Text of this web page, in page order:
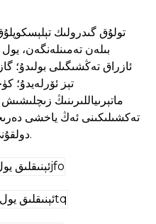
تولۇق گىدرولىك
ئازراق تەڭشىگىلى بولىدۇ؛
تېز
ماتېرىياللىرىنىڭ
تەكشىلىكىنى ئەڭ ياخشى
دولقۇنى تەڭشىگۈچ بىلەن تەمىنلەنگەن.